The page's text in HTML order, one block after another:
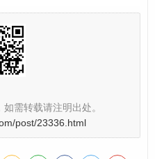
BTC时，如果用户A的UTX
币”，他就需要执行“addin
UTXO中，挑选出一个或多
的UTXO，可能选择一个
价值0.4 BTC的UTXO。
UTXO作为新交易的输入，
如需转载请注明出处。
post/23336.html